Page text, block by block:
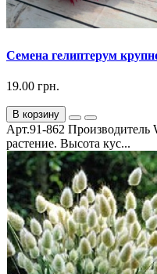
Семена гелиптерум
19.00 грн.
В корзину
Арт.91-862
растение. Высота кус...